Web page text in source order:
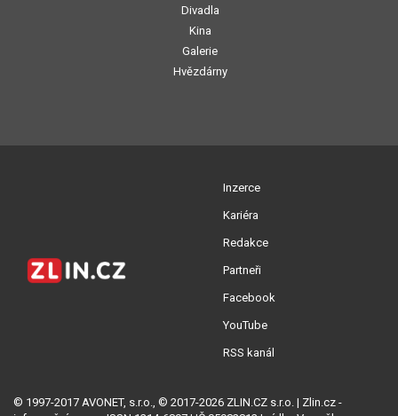
Divadla
Kina
Galerie
Hvězdárny
Inzerce
Kariéra
Redakce
Partneři
Facebook
YouTube
RSS kanál
© 1997-2017 AVONET, s.r.o., © 2017-2026 ZLIN.CZ s.r.o. | Zlin.cz -